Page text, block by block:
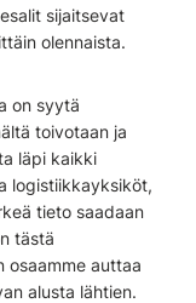
sijaitsevat
olennaista.
on syytä
toivotaan ja
läpi kaikki
logistiikkayksiköt,
tieto saadaan
tästä
osaamme auttaa
alusta lähtien.